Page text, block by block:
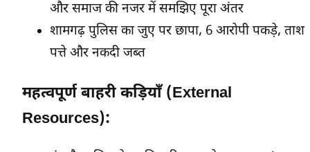
और समाज की नजर में समझिए पूरा अंतर
शामगढ़ पुलिस का जुए पर छापा, 6 आरोपी पकड़े, ताश
पत्ते और नकदी जब्त
महत्वपूर्ण बाहरी कड़ियाँ (External
Resources):